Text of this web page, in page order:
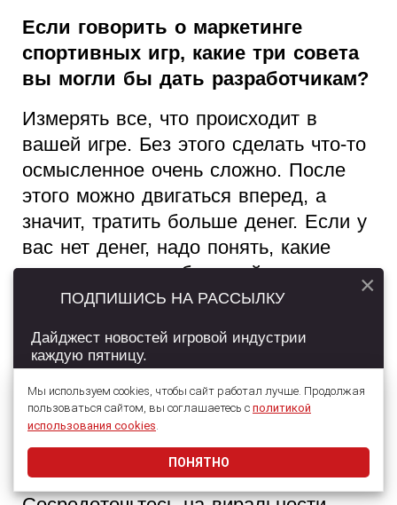
Если говорить о маркетинге
спортивных игр, какие три совета
вы могли бы дать разработчикам?
Измерять все, что происходит в
вашей игре. Без этого сделать что-то
осмысленное очень сложно. После
этого можно двигаться вперед, а
значит, тратить больше денег. Если у
вас нет денег, надо понять, какие
каналы дают наибольший
естественный рост, приносят самых
все процессы аналитики налажены,
вы построите по-настоящему
успешную игру. Второй совет
специально для тех разработчиков,
которым приходится действовать в
условиях ограниченного бюджета.
Мы используем cookies, чтобы сайт работал лучше. Продолжая
пользоваться сайтом, вы соглашаетесь с политикой
использования cookies.
ПОНЯТНО
ПОДПИШИСЬ НА РАССЫЛКУ
Дайджест новостей игровой индустрии
каждую пятницу.
Даю согласие на обработкуперсональных данных
×